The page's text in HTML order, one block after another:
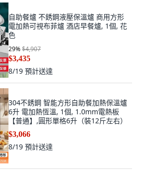
自助餐爐 不銹鋼液壓保溫爐 商用方形
電加熱可視布菲爐 酒店早餐爐, 1個, 花
色
29%$4,907
$3,435
8/19 預計送達
304不銹鋼 智能方形自助餐加熱保溫爐
6升 電加熱恆溫, 1個, 1.0mm電熱板
【普通】,圓形單格6升（裝12斤左右）
$3,066
8/19 預計送達